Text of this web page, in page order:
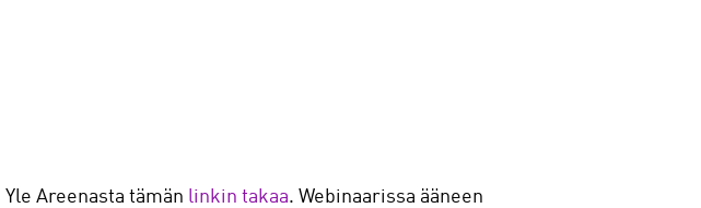
Areenasta tämän linkin takaa. Webinaarissa ääneen